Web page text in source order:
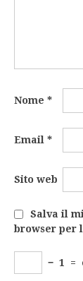
Nome *
Email *
Sito web
Salva il
browser per
− 1 =